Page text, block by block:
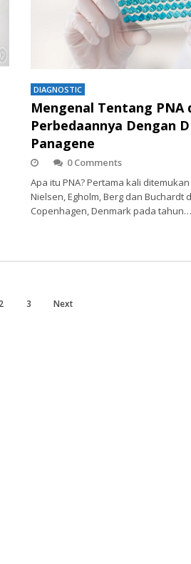
DIAGNOSTIC
Mengenal Tentang PNA
Perbedaannya Dengan
Panagene
0 Comments
Apa itu PNA? Pertama kali
Nielsen, Egholm, Berg dan Buchardt
Copenhagen, Denmark pada tahun…
2 3 Next